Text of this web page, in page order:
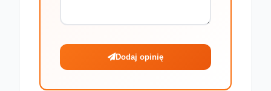
Dodaj opinię